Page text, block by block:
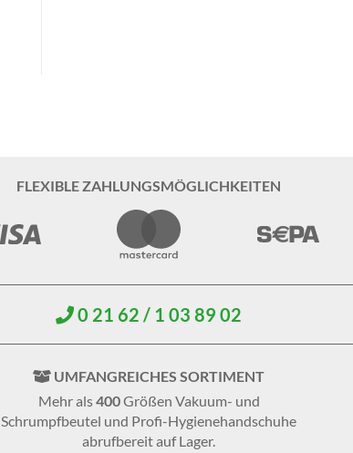
FLEXIBLE ZAHLUNGSMÖGLICHKEITEN
0 21 62 / 1 03 89 02
UMFANGREICHES SORTIMENT
Mehr als400Größen Vakuum- und
Schrumpfbeutel und Profi-Hygienehandschuhe
abrufbereit auf Lager.